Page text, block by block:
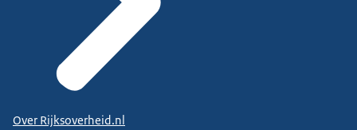
Over Rijksoverheid.nl